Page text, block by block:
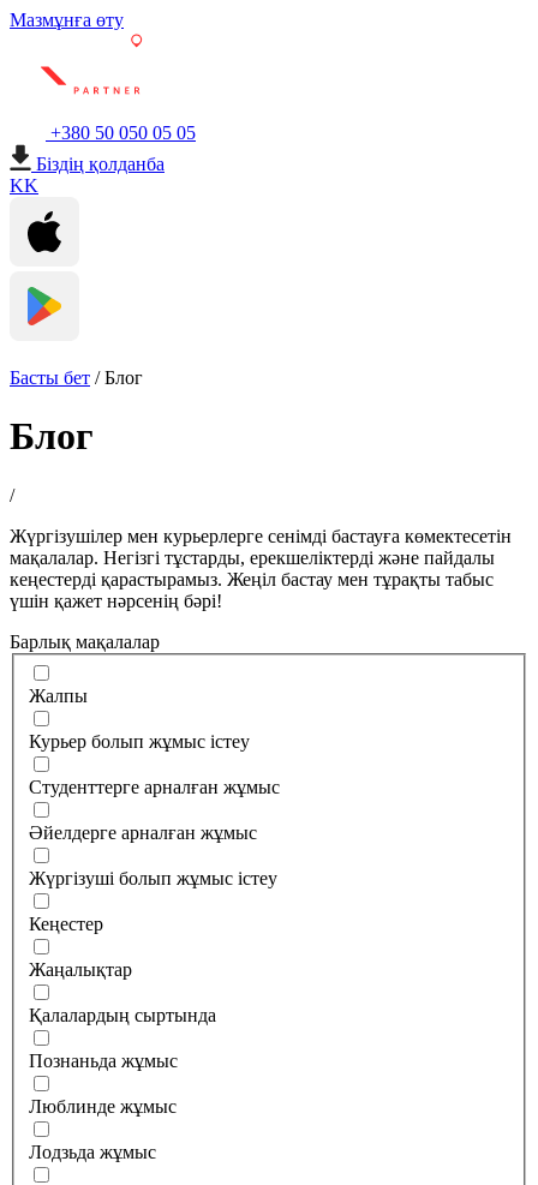
Мазмұнға өту
+380 50 050 05 05
Біздің қолданба
KK
Басты бет /Блог
Блог
/
Жүргізушілер мен курьерлерге сенімді бастауға көмектесетін
мақалалар. Негізгі тұстарды, ерекшеліктерді және пайдалы
кеңестерді қарастырамыз. Жеңіл бастау мен тұрақты табыс
үшін қажет нәрсенің бәрі!
Барлық мақалалар
Жалпы
Курьер болып жұмыс істеу
Студенттерге арналған жұмыс
Әйелдерге арналған жұмыс
Жүргізуші болып жұмыс істеу
Кеңестер
Жаңалықтар
Қалалардың сыртында
Познаньда жұмыс
Люблинде жұмыс
Лодзьда жұмыс